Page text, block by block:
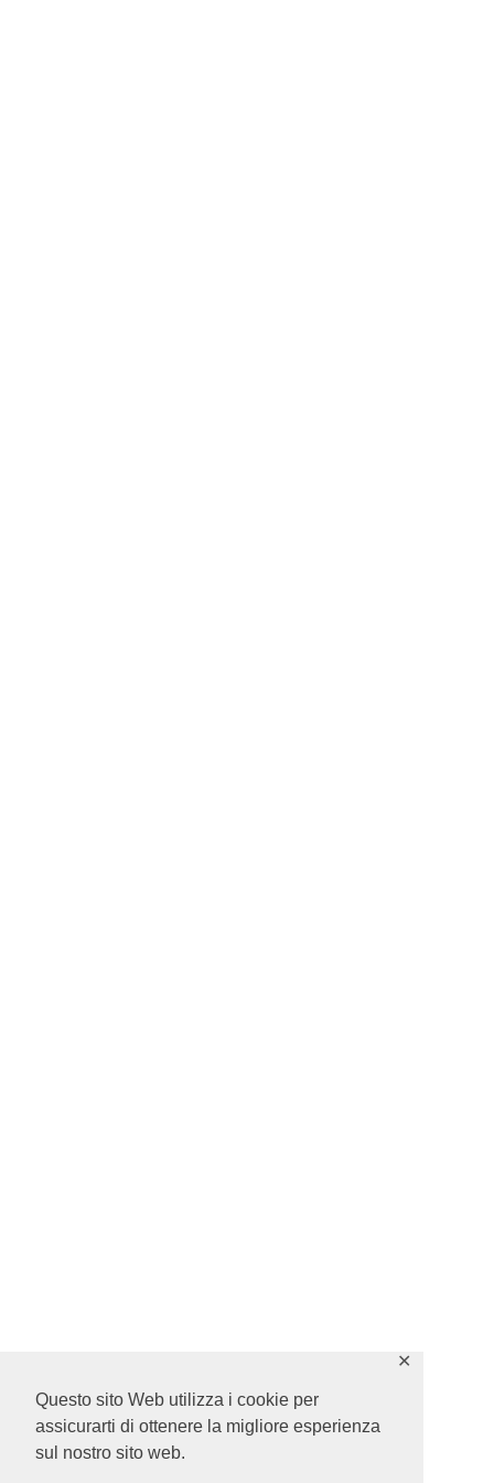
Questo sito Web utilizza i cookie per
assicurarti di ottenere la migliore esperienza
sul nostro sito web.
✕